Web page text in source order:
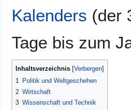
Kalenders (der
Tage bis zum
Inhaltsverzeichnis
1 Politik und Weltgeschehen
2 Wirtschaft
3 Wissenschaft und Technik